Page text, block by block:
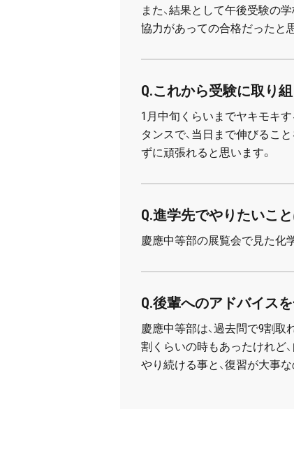
また、結果として午後受験の
協力があっての合格だったと
Q.これから受験に取り組
1月中旬くらいまでヤキモキ
タンスで、当日まで伸びるこ
ずに頑張れると思います。
Q.進学先でやりたいこと
慶應中等部の展覧会で見た化
Q.後輩へのアドバイスを
慶應中等部は、過去問で9割取
割くらいの時もあったけれど
やり続ける事と、復習が大事